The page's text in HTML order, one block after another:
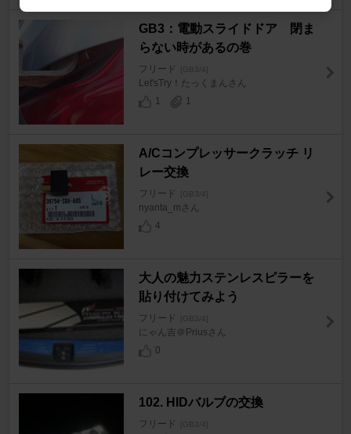
GB3：電動スライドドア 閉ま
らない時があるの巻
フリード [GB3/4]
Let'sTry！たっくまんさん
1
1
A/Cコンプレッサークラッチ リ
レー交換
フリード [GB3/4]
nyanta_mさん
4
大人の魅力ステンレスピラーを
貼り付けてみよう
フリード [GB3/4]
にゃん吉＠Priusさん
0
102. HIDバルブの交換
フリード [GB3/4]